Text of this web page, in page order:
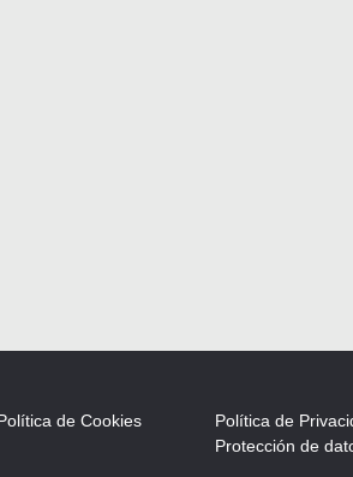
de Cookies
Política de
Protección de